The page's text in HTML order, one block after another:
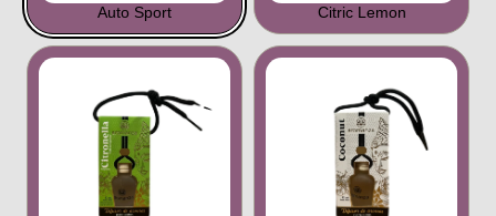
Auto Sport Citric Lemon